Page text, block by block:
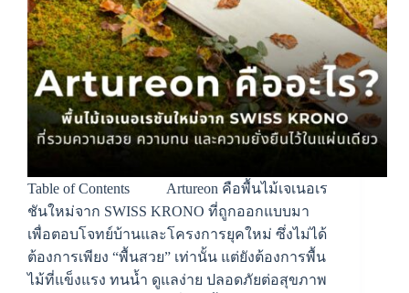
Table of Contents Artureon คือพื้นไม้เจเนอเร
ชันใหม่จาก SWISS KRONO ที่ถูกออกแบบมา
เพื่อตอบโจทย์บ้านและโครงการยุคใหม่ ซึ่งไม่ได้
ต้องการเพียง “พื้นสวย” เท่านั้น แต่ยังต้องการพื้น
ไม้ที่แข็งแรง ทนน้ำ ดูแลง่าย ปลอดภัยต่อสุขภาพ